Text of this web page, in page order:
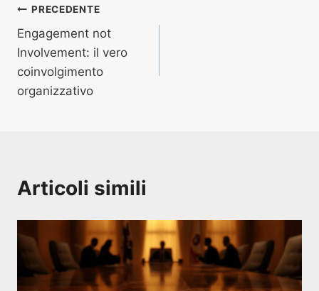
Navigazione
articoli
PRECEDENTE
Engagement not
Involvement: il vero
coinvolgimento
organizzativo
Articoli simili